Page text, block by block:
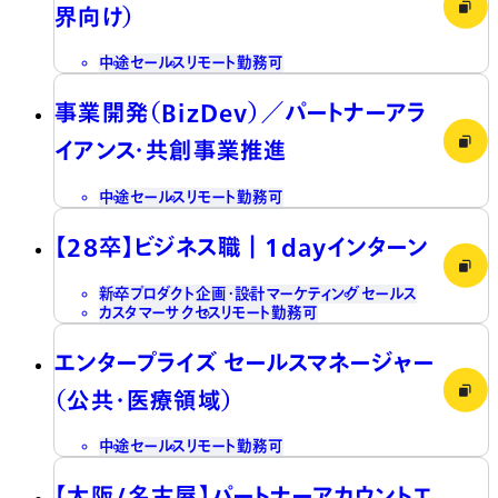
界向け）
中途セールス リモート勤務可
事業開発（BizDev）／パートナーアラ
イアンス・共創事業推進
中途セールス リモート勤務可
【28卒】ビジネス職┃1dayインターン
新卒プロダクト企画・設計マーケティングセールス
カスタマーサクセス リモート勤務可
エンタープライズ セールスマネージャー
（公共・医療領域）
中途セールス リモート勤務可